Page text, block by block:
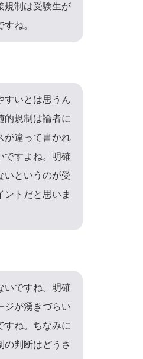
規制は受験生が
ね。
すいとは思うん
的規制は論者に
が違って書かれ
ですよね。明確
いというのが受
ントだと思いま
いですね。明確
ジが湧きづらい
すね。ちなみに
の判断はどうさ